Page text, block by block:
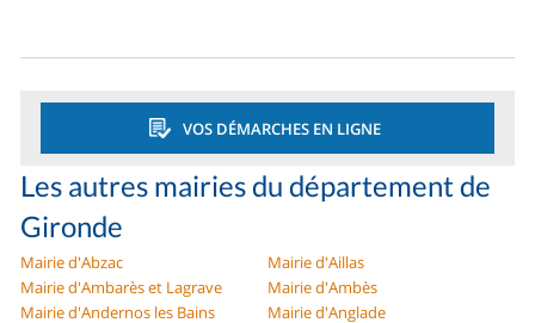
VOS DÉMARCHES EN LIGNE
Les autres mairies du département de
Gironde
Mairie d'Abzac
Mairie d'Aillas
Mairie d'Ambarès et Lagrave
Mairie d'Ambès
Mairie d'Andernos les Bains
Mairie d'Anglade